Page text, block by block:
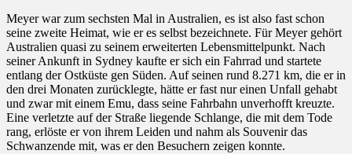
Meyer war zum sechsten Mal in Australien, es ist also fast schon
seine zweite Heimat, wie er es selbst bezeichnete. Für Meyer gehört
Australien quasi zu seinem erweiterten Lebensmittelpunkt. Nach
seiner Ankunft in Sydney kaufte er sich ein Fahrrad und startete
entlang der Ostküste gen Süden. Auf seinen rund 8.271 km, die er in
den drei Monaten zurücklegte, hätte er fast nur einen Unfall gehabt
und zwar mit einem Emu, dass seine Fahrbahn unverhofft kreuzte.
Eine verletzte auf der Straße liegende Schlange, die mit dem Tode
rang, erlöste er von ihrem Leiden und nahm als Souvenir das
Schwanzende mit, was er den Besuchern zeigen konnte.